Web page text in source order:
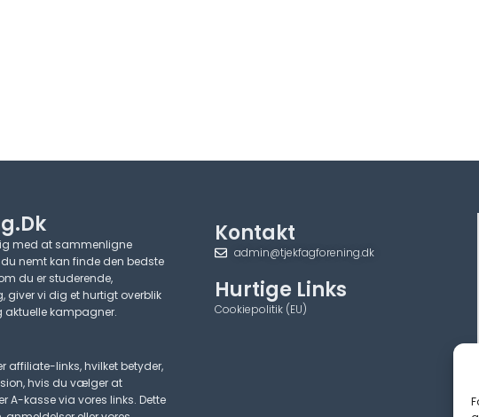
med at sammenligne
nemt kan finde den bedste
du er studerende,
vi dig et hurtigt overblik
aktuelle kampagner.​
affiliate-links, hvilket betyder,
hvis du vælger at
A-kasse via vores links. Dette
Kontakt
admin@tjekfagforening.dk
Hurtige Links
Cookiepolitik (EU)